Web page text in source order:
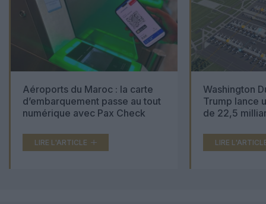
Aéroports du Maroc : la carte
d’embarquement passe au tout
numérique avec Pax Check
LIRE L'ARTICLE
Washington
Trump lance
de 22,5
LIRE